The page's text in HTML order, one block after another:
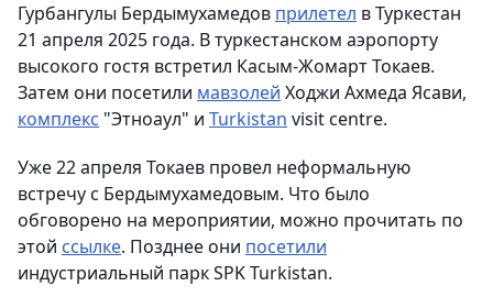
Гурбангулы Бердымухамедов прилетел в Туркестан
21 апреля 2025 года. В туркестанском аэропорту
высокого гостя встретил Касым-Жомарт Токаев.
Затем они посетили мавзолей Ходжи Ахмеда Ясави,
комплекс "Этноаул" и Turkistan visit centre.
Уже 22 апреля Токаев провел неформальную
встречу с Бердымухамедовым. Что было
обговорено на мероприятии, можно прочитать по
этой ссылке. Позднее они посетили
индустриальный парк SPK Turkistan.